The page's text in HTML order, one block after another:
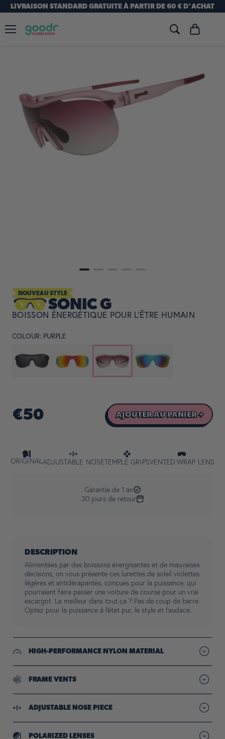
LIVRAISON STANDARD GRATUITE À PARTIR DE 60 € D'ACHAT
Menu
NOUVEAU STYLE
SONIC G
BOISSON ÉNERGÉTIQUE POUR L'ÊTRE HUMAIN
€50 AJOUTER AU PANIER +
COLOUR: PURPLE
ORIGINALADJUSTABLE NOSETEMPLE GRIPSVENTED WRAP LENS
Garantie de 1 an
30 jours de retour
DESCRIPTION
Alimentées par des boissons énergisantes et de mauvaises
décisions, on vous présente ces lunettes de soleil violettes
légères et antidérapantes, conçues pour la puissance, qui
pourraient faire passer une voiture de course pour un vrai
escargot. Le meilleur dans tout ça ? Pas de coup de barre.
Optez pour la puissance à l'état pur, le style et l'audace.
HIGH-PERFORMANCE NYLON MATERIAL
Durable, lightweight, flexible nylon frames
FRAME VENTS
Reduce fog to keep lenses clear
ADJUSTABLE NOSE PIECE
Customised fit for all-day comfort
POLARIZED LENSES